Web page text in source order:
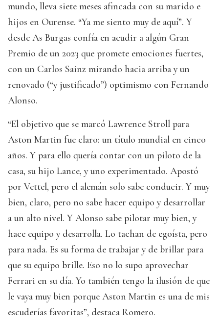
mundo, lleva siete meses afincada con su marido e
hijos en Ourense. “Ya me siento muy de aquí”. Y
desde As Burgas confía en acudir a algún Gran
Premio de un 2023 que promete emociones fuertes,
con un Carlos Sainz mirando hacia arriba y un
renovado (“y justificado”) optimismo con Fernando
Alonso.
“El objetivo que se marcó Lawrence Stroll para
Aston Martin fue claro: un título mundial en cinco
años. Y para ello quería contar con un piloto de la
casa, su hijo Lance, y uno experimentado. Apostó
por Vettel, pero el alemán solo sabe conducir. Y muy
bien, claro, pero no sabe hacer equipo y desarrollar
a un alto nivel. Y Alonso sabe pilotar muy bien, y
hace equipo y desarrolla. Lo tachan de egoísta, pero
para nada. Es su forma de trabajar y de brillar para
que su equipo brille. Eso no lo supo aprovechar
Ferrari en su día. Yo también tengo la ilusión de que
le vaya muy bien porque Aston Martin es una de mis
escuderías favoritas”, destaca Romero.